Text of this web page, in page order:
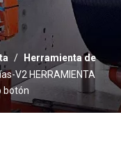
/
Herramienta de
V2 HERRAMIENTA
botón